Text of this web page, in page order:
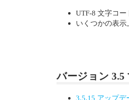
UTF-8 文字コー
いくつかの表示
バージョン 3.5
3.5.15 アップデ